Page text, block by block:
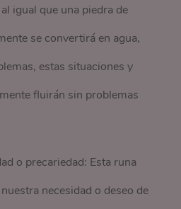
igual que una piedra de
se convertirá en agua,
estas situaciones y
fluirán sin problemas
o precariedad: Esta runa
necesidad o deseo de